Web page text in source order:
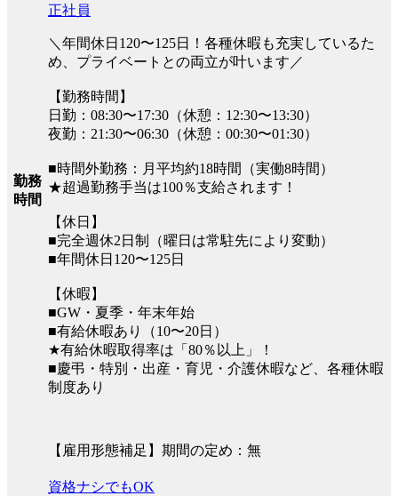
勤務
時間
正社員
＼年間休日120〜125日！各種休暇も充実しているた
め、プライベートとの両立が叶います／
【勤務時間】
日勤：08:30〜17:30（休憩：12:30〜13:30）
夜勤：21:30〜06:30（休憩：00:30〜01:30）
■時間外勤務：月平均約18時間（実働8時間）
★超過勤務手当は100％支給されます！
【休日】
■完全週休2日制（曜日は常駐先により変動）
■年間休日120〜125日
【休暇】
■GW・夏季・年末年始
■有給休暇あり（10〜20日）
★有給休暇取得率は「80％以上」！
■慶弔・特別・出産・育児・介護休暇など、各種休暇
制度あり
【雇用形態補足】期間の定め：無
資格ナシでもOK